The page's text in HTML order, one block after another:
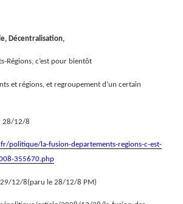
Décentralisation,
Régions, c’est pour bientôt
et régions, et regroupement d’un certain
28/12/8
politique/la-fusion-departements-regions-c-est-
355670.php
29/12/8(paru le 28/12/8 PM)